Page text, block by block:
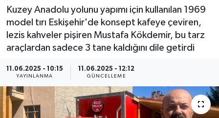
Kuzey Anadolu yolunu yapımı için kullanılan 1969
model tırı Eskişehir'de konsept kafeye çeviren,
lezis kahveler pişiren Mustafa Kökdemir, bu tarz
araçlardan sadece 3 tane kaldığını dile getirdi
11.06.2025 - 10:15
YAYINLANMA
11.06.2025 - 12:12
GÜNCELLEME